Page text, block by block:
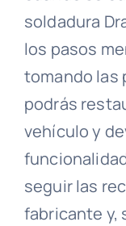
soldadura
los pasos
tomando las
podrás
vehículo y
seguir las
fabricante y,